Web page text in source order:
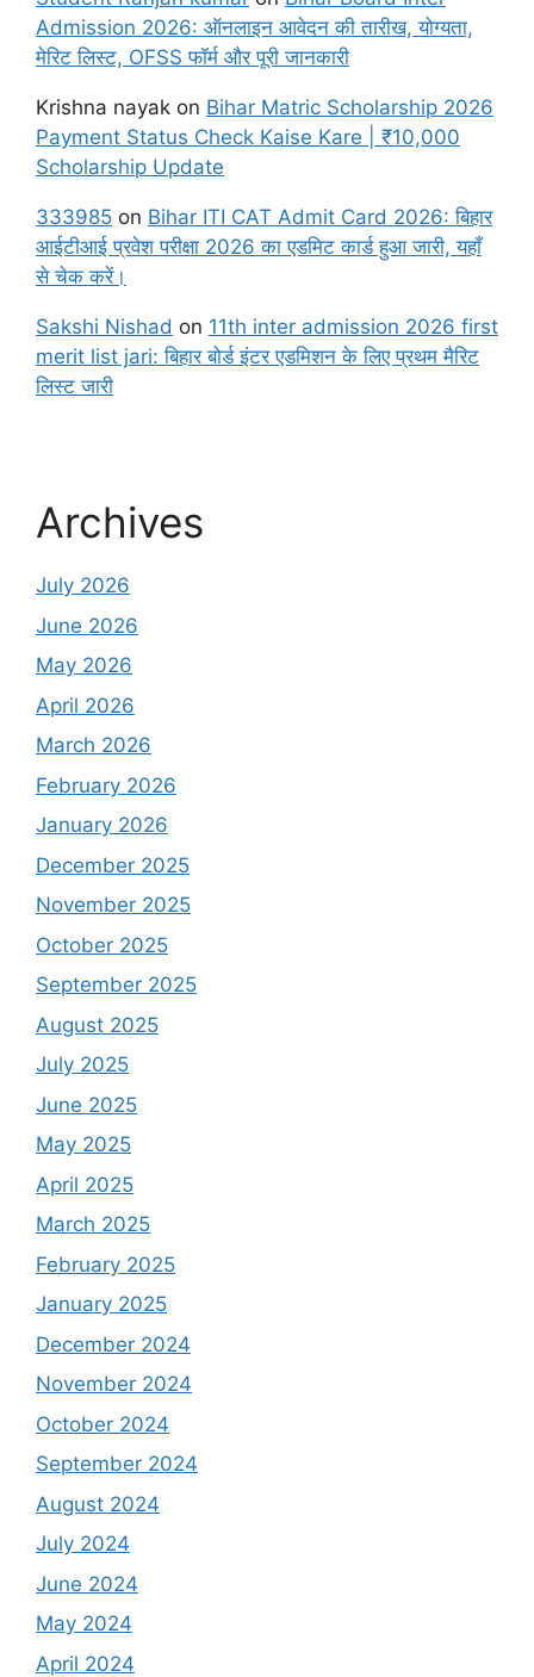
Admission 2026: ऑनलाइन आवेदन की तारीख, योग्यता,
मेरिट लिस्ट, OFSS फॉर्म और पूरी जानकारी
Krishna nayak on Bihar Matric Scholarship 2026
Payment Status Check Kaise Kare | ₹10,000
Scholarship Update
333985 on Bihar ITI CAT Admit Card 2026: बिहार
आईटीआई प्रवेश परीक्षा 2026 का एडमिट कार्ड हुआ जारी, यहाँ
से चेक करें।
Sakshi Nishad on 11th inter admission 2026 first
merit list jari: बिहार बोर्ड इंटर एडमिशन के लिए प्रथम मैरिट
लिस्ट जारी
Archives
July 2026
June 2026
May 2026
April 2026
March 2026
February 2026
January 2026
December 2025
November 2025
October 2025
September 2025
August 2025
July 2025
June 2025
May 2025
April 2025
March 2025
February 2025
January 2025
December 2024
November 2024
October 2024
September 2024
August 2024
July 2024
June 2024
May 2024
April 2024